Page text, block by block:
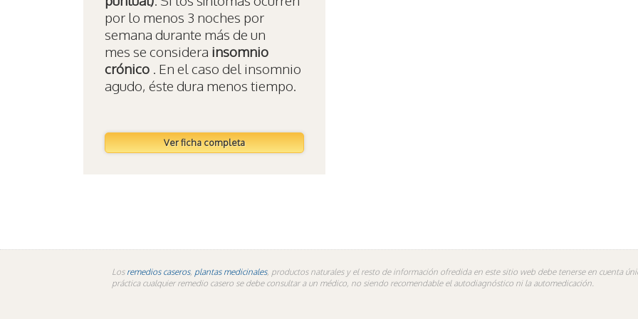
por lo menos 3 noches por
semana durante más de un
mes se considera insomnio
crónico . En el caso del insomnio
agudo, éste dura menos tiempo.
Ver ficha completa
Los remedios caseros, plantas medicinales, productos naturales y el resto de información ofredida en este sitio web debe tenerse en cuenta
práctica cualquier remedio casero se debe consultar a un médico, no siendo recomendable el autodiagnóstico ni la automedicación.